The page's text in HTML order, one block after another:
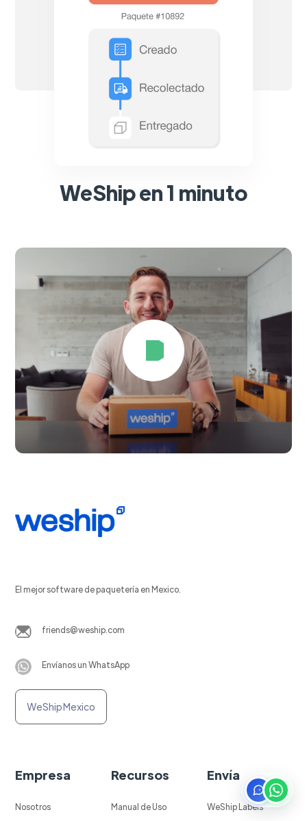
WeShip en 1 minuto
El mejor software de paquetería en Mexico.
friends@weship.com
Envíanos un WhatsApp
WeShip Mexico
Empresa
Nosotros
Recursos
Manual de Uso
Envía
WeShip Labels